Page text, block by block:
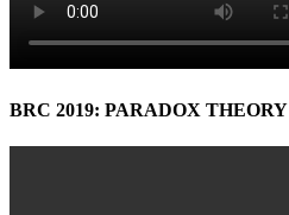
BRC 2019: PARADOX THEORY